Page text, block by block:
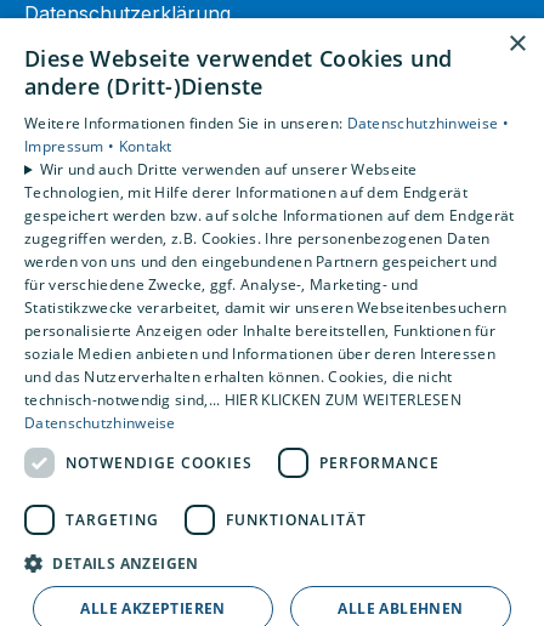
Datenschutzerklärung
Unsere Bereiche
Privatkunden
Gewerbekunden
Karriere
Unternehmen
Kontakt
×
Diese Webseite verwendet Cookies und
andere (Dritt-)Dienste
Weitere Informationen finden Sie in unseren: Datenschutzhinweise •
Impressum • Kontakt
Wir und auch Dritte verwenden auf unserer Webseite
Technologien, mit Hilfe derer Informationen auf dem Endgerät
gespeichert werden bzw. auf solche Informationen auf dem Endgerät
zugegriffen werden, z.B. Cookies. Ihre personenbezogenen Daten
werden von uns und den eingebundenen Partnern gespeichert und
für verschiedene Zwecke, ggf. Analyse-, Marketing- und
Statistikzwecke verarbeitet, damit wir unseren Webseitenbesuchern
personalisierte Anzeigen oder Inhalte bereitstellen, Funktionen für
soziale Medien anbieten und Informationen über deren Interessen
und das Nutzerverhalten erhalten können. Cookies, die nicht
technisch-notwendig sind,... HIER KLICKEN ZUM WEITERLESEN
Datenschutzhinweise
NOTWENDIGE COOKIES
PERFORMANCE
TARGETING FUNKTIONALITÄT
DETAILS ANZEIGEN
ALLE AKZEPTIEREN ALLE ABLEHNEN